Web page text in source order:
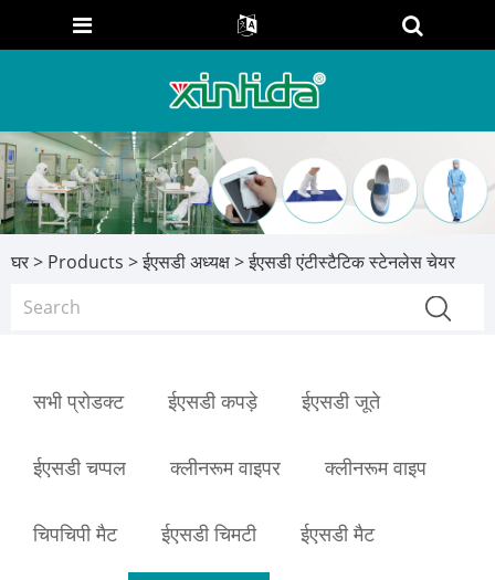
घर> Products >ईएसडी अध्यक्ष> ईएसडी एंटीस्टैटिक स्टेनलेस चेयर
सभी प्रोडक्ट ईएसडी कपड़े ईएसडी जूते
ईएसडी चप्पल क्लीनरूम वाइपर क्लीनरूम वाइप
चिपचिपी मैट ईएसडी चिमटी ईएसडी मैट